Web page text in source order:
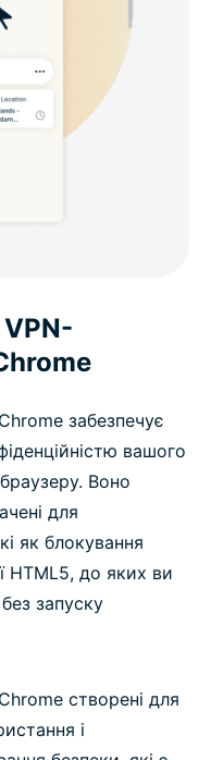
VPN-
забезпечує
вашого
Воно
для
як блокування
HTML5, до яких ви
запуску
створені для
і